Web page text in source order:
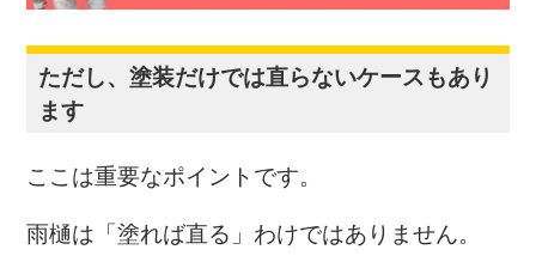
ただし、塗装だけでは直らないケースもあり
ます
ここは重要なポイントです。
雨樋は「塗れば直る」わけではありません。